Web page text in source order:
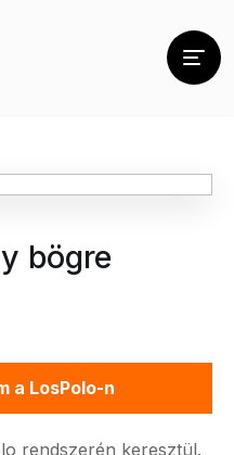
bögre
a LosPolo-n
rendszerén keresztül.